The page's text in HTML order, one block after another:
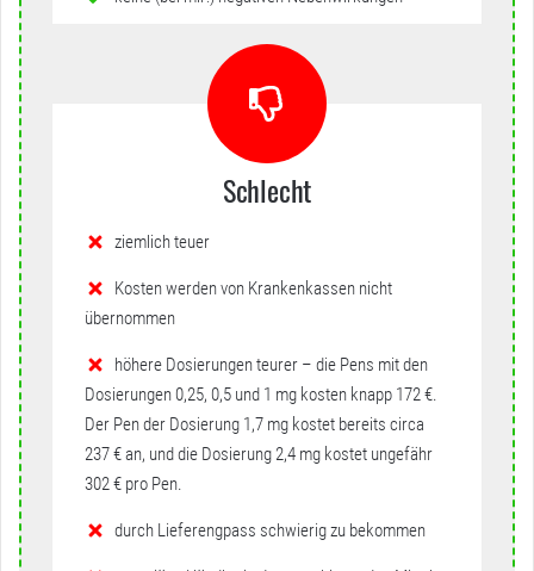
Schlecht
ziemlich teuer
Kosten werden von Krankenkassen nicht
übernommen
höhere Dosierungen teurer – die Pens mit den
Dosierungen 0,25, 0,5 und 1 mg kosten knapp 172 €.
Der Pen der Dosierung 1,7 mg kostet bereits circa
237 € an, und die Dosierung 2,4 mg kostet ungefähr
302 € pro Pen.
durch Lieferengpass schwierig zu bekommen